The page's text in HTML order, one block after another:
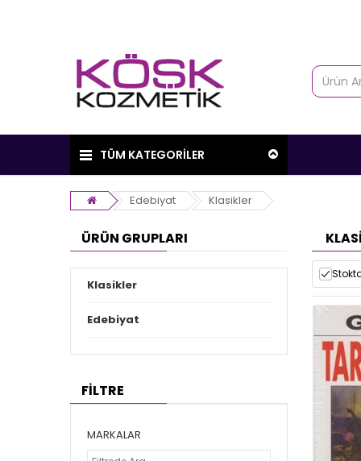
TÜM KATEGORİLER
Edebiyat Klasikler
ÜRÜN GRUPLARI
Klasikler
Edebiyat
FİLTRE
MARKALAR